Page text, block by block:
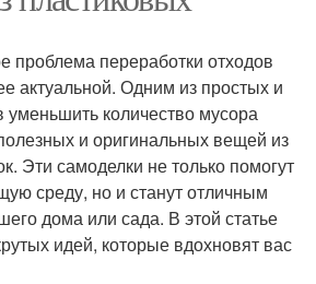
проблема переработки отходов
актуальной. Одним из простых и
уменьшить количество мусора
и оригинальных вещей из
Эти самоделки не только помогут
среду, но и станут отличным
дома или сада. В этой статье
идей, которые вдохновят вас